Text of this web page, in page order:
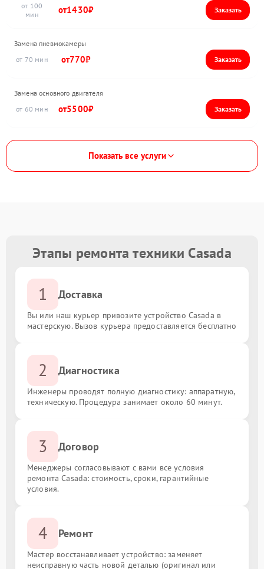
100
1430
Замена пневмокамеры
70
770
Замена основного двигателя
60
5500
Показать все услуги
Этапы ремонта техники Casada
1 Доставка
Вы или наш курьер привозите устройство Casada в
мастерскую. Вызов курьера предоставляется бесплатно
2 Диагностика
Инженеры проводят полную диагностику: аппаратную,
техническую. Процедура занимает около 60 минут.
3 Договор
Менеджеры согласовывают с вами все условия
ремонта Casada: стоимость, сроки, гарантийные
условия.
4 Ремонт
Мастер восстанавливает устройство: заменяет
неисправную часть новой деталью (оригинал или